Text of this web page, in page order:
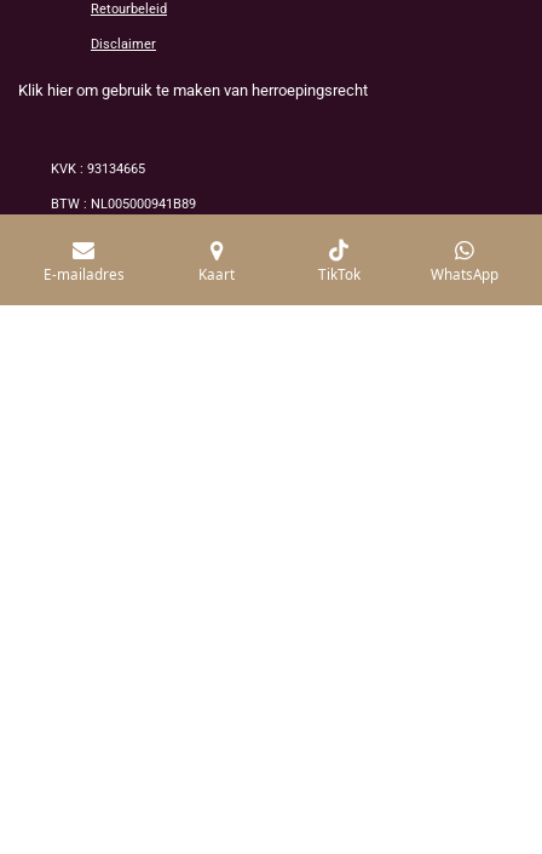
Retourbeleid
Disclaimer
Klik hier om gebruik te maken van herroepingsrecht
KVK : 93134665
BTW : NL005000941B89
© 2026 Alle rechten voorbehouden /mineraluxe
E-mailadres Kaart TikTok WhatsApp